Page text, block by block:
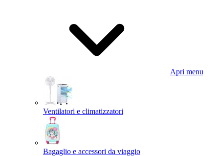
Apri menu
Ventilatori e climatizzatori
Bagaglio e accessori da viaggio